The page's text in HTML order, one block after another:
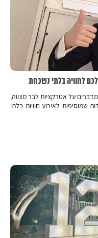
לחוויה בלתי נשכחת
על אטרקציות לבר מצווה,
שמוסיפות לאירוע חוויות בלתי